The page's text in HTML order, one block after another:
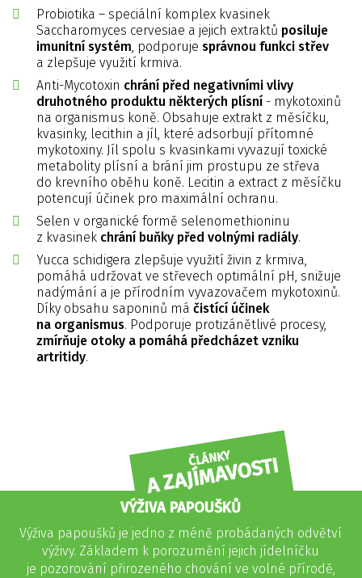
Probiotika – speciální komplex kvasinek
Saccharomyces cervesiae a jejich extraktů posiluje
imunitní systém, podporuje správnou funkci střev
a zlepšuje využití krmiva.
Anti-Mycotoxin chrání před negativními vlivy
druhotného produktu některých plísní - mykotoxinů
na organismus koně. Obsahuje extrakt z měsíčku,
kvasinky, lecithin a jíl, které adsorbují přítomné
mykotoxiny. Jíl spolu s kvasinkami vyvazují toxické
metabolity plísní a brání jim prostupu ze střeva
do krevního oběhu koně. Lecitin a extract z měsíčku
potencují účinek pro maximální ochranu.
Selen v organické formě selenomethioninu
z kvasinek chrání buňky před volnými radiály.
Yucca schidigera zlepšuje využití živin z krmiva,
pomáhá udržovat ve střevech optimální pH, snižuje
nadýmání a je přírodním vyvazovačem mykotoxinů.
Díky obsahu saponinů má čistící účinek
na organismus. Podporuje protizánětlivé procesy,
zmírňuje otoky a pomáhá předcházet vzniku
artritidy.
ČLÁNKY
A ZAJÍMAVOSTI
VÝŽIVA PAPOUŠKŮ
Výživa papoušků je jedno z méně probádaných odvětví
výživy. Základem k porozumění jejich jídelníčku
je pozorování přirozeného chování ve volné přírodě,